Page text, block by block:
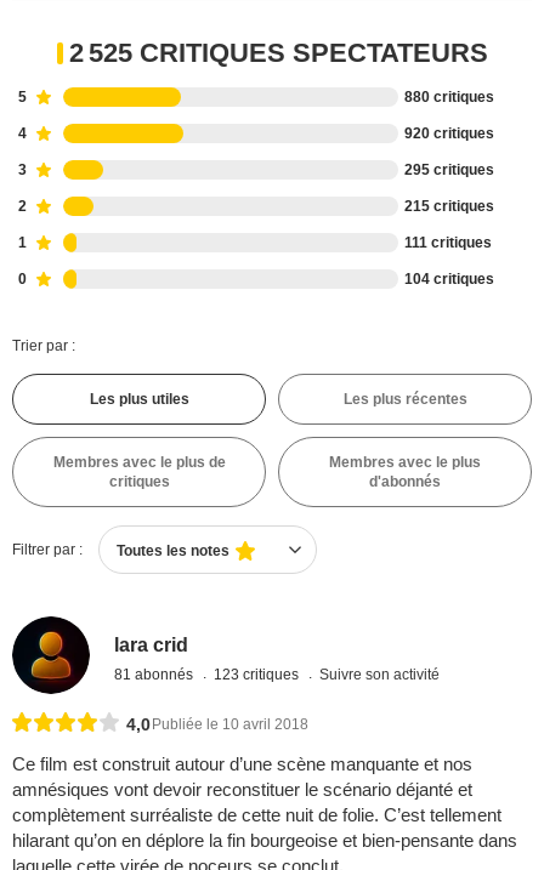
2 525 CRITIQUES SPECTATEURS
5 880 critiques
4 920 critiques
3 295 critiques
2 215 critiques
1 111 critiques
0 104 critiques
Trier par :
Les plus utiles Les plus récentes
Membres avec le plus de
critiques
Membres avec le plus
d'abonnés
Filtrer par : Toutes les notes
lara crid
81 abonnés 123 critiques Suivre son activité
4,0 Publiée le 10 avril 2018
Ce film est construit autour d’une scène manquante et nos
amnésiques vont devoir reconstituer le scénario déjanté et
complètement surréaliste de cette nuit de folie. C’est tellement
hilarant qu’on en déplore la fin bourgeoise et bien-pensante dans